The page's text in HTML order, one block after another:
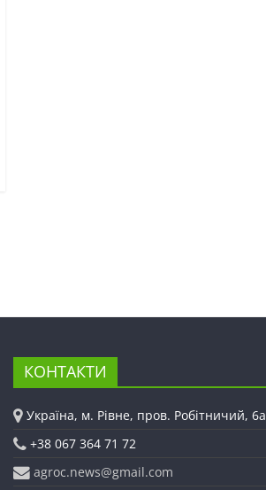
КОНТАКТИ
Україна, м. Рівне, пров. Робітничий, 6а
+38 067 364 71 72
agroc.news@gmail.com